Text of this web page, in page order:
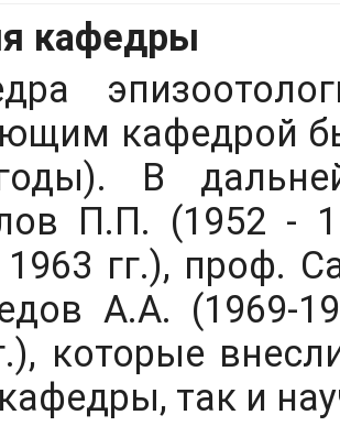
кафедры
кафедрой
В
П.П. (1952 -
1963 гг.), проф.
А.А. (1969-
которые
так и